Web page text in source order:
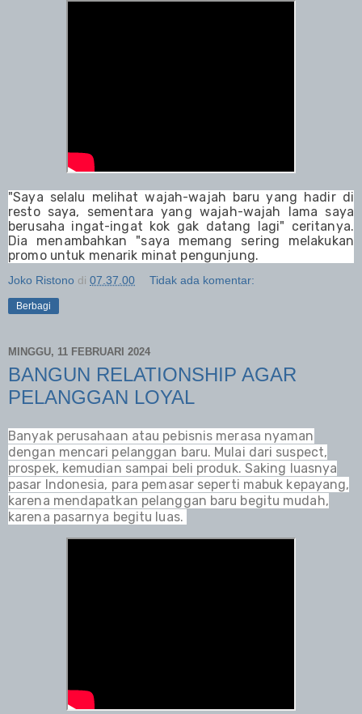
"Saya selalu melihat wajah-wajah baru yang hadir di
resto saya, sementara yang wajah-wajah lama saya
berusaha ingat-ingat kok gak datang lagi" ceritanya.
Dia menambahkan "saya memang sering melakukan
promo untuk menarik minat pengunjung.
Joko Ristono di 07.37.00 Tidak ada komentar:
Berbagi
MINGGU, 11 FEBRUARI 2024
BANGUN RELATIONSHIP AGAR
PELANGGAN LOYAL
Banyak perusahaan atau pebisnis merasa nyaman
dengan mencari pelanggan baru. Mulai dari suspect,
prospek, kemudian sampai beli produk. Saking luasnya
pasar Indonesia, para pemasar seperti mabuk kepayang,
karena mendapatkan pelanggan baru begitu mudah,
karena pasarnya begitu luas.